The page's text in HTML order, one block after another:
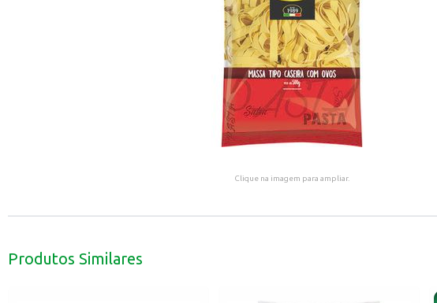
Clique na imagem para ampliar.
Produtos Similares